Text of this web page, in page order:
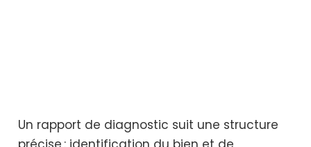
Un rapport de diagnostic suit une structure